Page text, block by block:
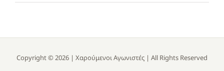
Copyright © 2026 | Χαρούμενοι Αγωνιστές | All Rights Reserved